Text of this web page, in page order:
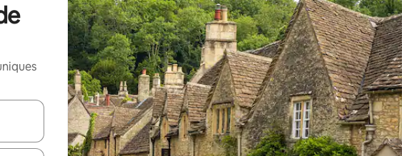
vers le haut et vers le bas pour les parcourir ou en appuyant et en faisant glisser.